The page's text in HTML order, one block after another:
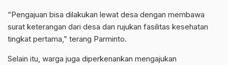
“Pengajuan bisa dilakukan lewat desa dengan membawa
surat keterangan dari desa dan rujukan fasilitas kesehatan
tingkat pertama,” terang Parminto.
Selain itu, warga juga diperkenankan mengajukan